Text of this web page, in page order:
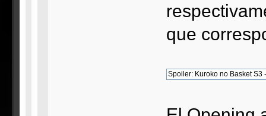
que